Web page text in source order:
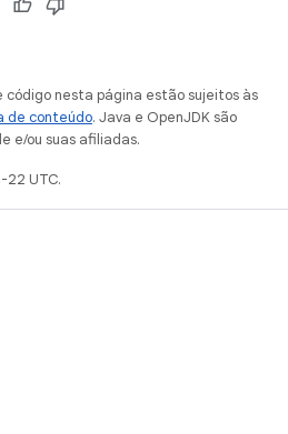
código nesta página estão sujeitos às
de conteúdo. Java e OpenJDK são
e/ou suas afiliadas.
UTC.